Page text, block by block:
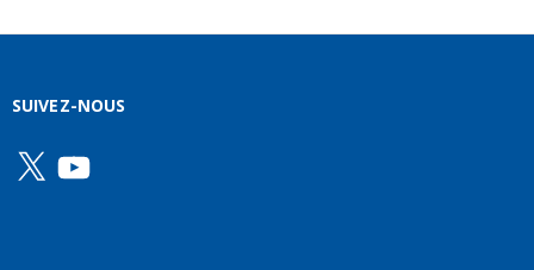
SUIVEZ-NOUS
X YouTube